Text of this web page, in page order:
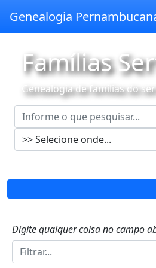
Genealogia
Famílias
Genealogia de famílias do
Digite qualquer coisa no campo